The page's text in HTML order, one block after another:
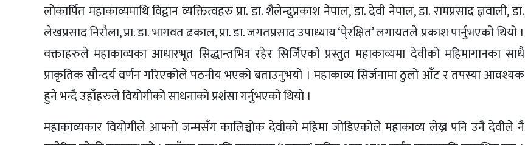
लोकार्पित महाकाव्यमाथि विद्वान व्यक्तित्वहरु प्रा. डा. शैलेन्दुप्रकाश नेपाल, डा. देवी नेपाल, डा. रामप्रसाद ज्ञवाली, डा.
लेखप्रसाद निरौला, प्रा. डा. भागवत ढकाल, प्रा. डा. जगतप्रसाद उपाध्याय ‘पे्रक्षित’ लगायतले प्रकाश पार्नुभएको थियो ।
वक्ताहरुले महाकाव्यका आधारभूत सिद्धान्तभित्र रहेर सिर्जिएको प्रस्तुत महाकाव्यमा देवीको महिमागानका साथै
प्राकृतिक सौन्दर्य वर्णन गरिएकोले पठनीय भएको बताउनुभयो । महाकाव्य सिर्जनामा ठुलो आँट र तपस्या आवश्यक
हुने भन्दै उहाँहरुले वियोगीको साधनाको प्रशंसा गर्नुभएको थियो ।
महाकाव्यकार वियोगीले आफ्नो जन्मसँग कालिञ्चोक देवीको महिमा जोडिएकोले महाकाव्य लेख्न पनि उनै देवीले नै